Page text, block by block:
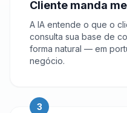
Cliente manda
A IA entende o que o
consulta sua base de
forma natural — em
negócio.
3